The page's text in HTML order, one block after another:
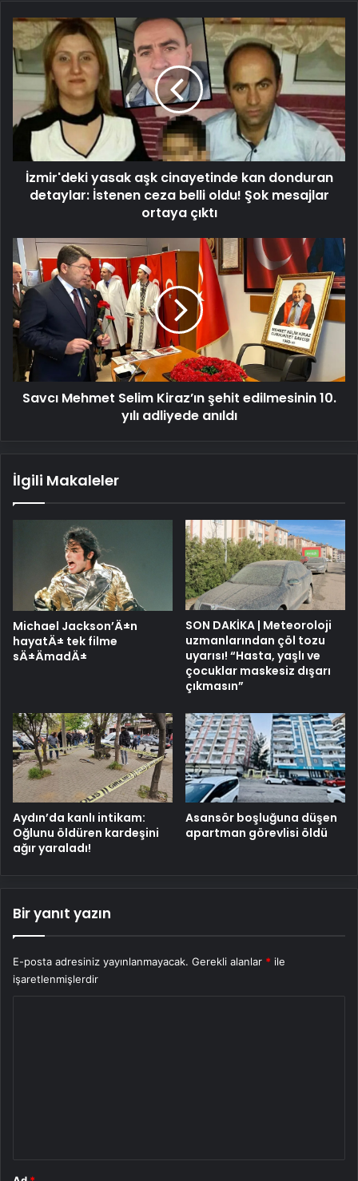
İzmir'deki
yasak
aşk
cinayetinde
kan
donduran
detaylar:
İstenen
ceza
belli
oldu!
ortaya
çıktı
İzmir'deki yasak aşk cinayetinde kan donduran
detaylar: İstenen ceza belli oldu! Şok mesajlar
ortaya çıktı
Savcı
Mehmet
Selim
Kiraz’ın
şehit
edilmesinin
adliyede
anıldı
Savcı Mehmet Selim Kiraz’ın şehit edilmesinin 10.
yılı adliyede anıldı
İlgili Makaleler
Michael Jackson’Ä±n
hayatÄ± tek filme
sÄ±ÄmadÄ±
SON DAKİKA | Meteoroloji
uzmanlarından çöl tozu
uyarısı! “Hasta, yaşlı ve
çocuklar maskesiz dışarı
çıkmasın”
Aydın’da kanlı intikam:
Oğlunu öldüren kardeşini
ağır yaraladı!
Asansör boşluğuna düşen
apartman görevlisi öldü
Bir yanıt yazın
E-posta adresiniz yayınlanmayacak. Gerekli alanlar * ile
işaretlenmişlerdir